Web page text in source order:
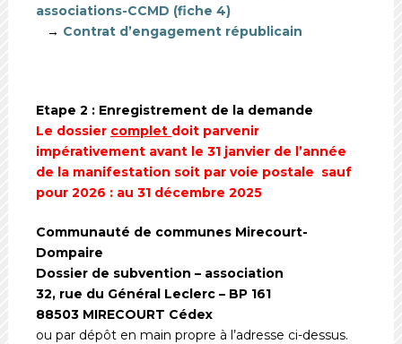
associations-CCMD (fiche 4)
→ Contrat d’engagement républicain
Etape 2 : Enregistrement de la demande
Le dossier complet doit parvenir
impérativement avant le 31 janvier de l’année
de la manifestation soit par voie postale sauf
pour 2026 : au 31 décembre 2025
Communauté de communes Mirecourt-
Dompaire
Dossier de subvention – association
32, rue du Général Leclerc – BP 161
88503 MIRECOURT Cédex
ou par dépôt en main propre à l’adresse ci-dessus.